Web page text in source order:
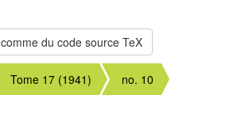
Tome 17 (1941)
no. 10